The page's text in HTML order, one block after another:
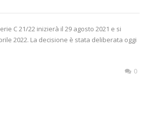
C 21/22 inizierà il 29 agosto 2021 e si
2022. La decisione è stata deliberata oggi
0